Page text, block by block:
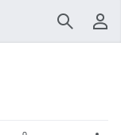
Найти Пользовательское меню